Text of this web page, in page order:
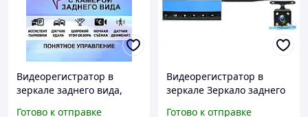
Видеорегистратор в
зеркале заднего вида,
Готово к отправке
Видеорегистратор в
зеркале Зеркало заднего
Готово к отправке